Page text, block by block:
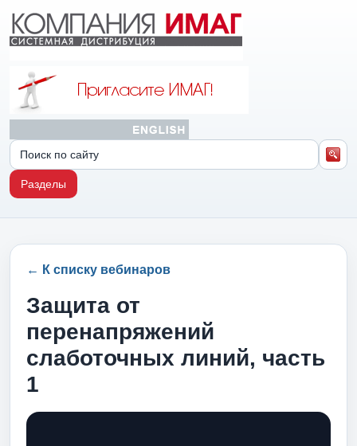
Разделы
← К списку вебинаров
Защита от
перенапряжений
слаботочных линий, часть
1